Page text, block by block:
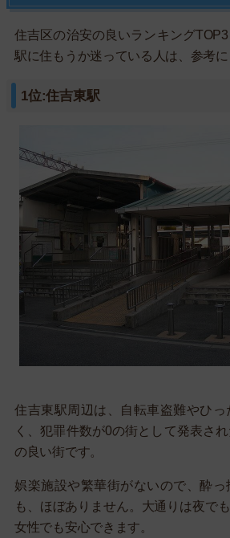
住吉区の治安の良いランキング
駅に住もうか迷っている人は、参考に
1位:住吉東駅
住吉東駅周辺は、自転車盗難やひ
く、犯罪件数が0の街として発表さ
の良い街です。
娯楽施設や繁華街がないので、酔っ
も、ほぼありません。大通りは夜で
女性でも安心できます。